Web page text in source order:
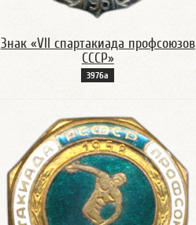
Знак «VII спартакиада профсоюзов
СССР»
3976а